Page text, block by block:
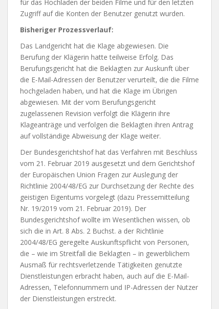
für das Hochladen der beiden Filme und für den letzten
Zugriff auf die Konten der Benutzer genutzt wurden.
Bisheriger Prozessverlauf:
Das Landgericht hat die Klage abgewiesen. Die
Berufung der Klägerin hatte teilweise Erfolg. Das
Berufungsgericht hat die Beklagten zur Auskunft über
die E-Mail-Adressen der Benutzer verurteilt, die die Filme
hochgeladen haben, und hat die Klage im Übrigen
abgewiesen. Mit der vom Berufungsgericht
zugelassenen Revision verfolgt die Klägerin ihre
Klageanträge und verfolgen die Beklagten ihren Antrag
auf vollständige Abweisung der Klage weiter.
Der Bundesgerichtshof hat das Verfahren mit Beschluss
vom 21. Februar 2019 ausgesetzt und dem Gerichtshof
der Europäischen Union Fragen zur Auslegung der
Richtlinie 2004/48/EG zur Durchsetzung der Rechte des
geistigen Eigentums vorgelegt (dazu Pressemitteilung
Nr. 19/2019 vom 21. Februar 2019). Der
Bundesgerichtshof wollte im Wesentlichen wissen, ob
sich die in Art. 8 Abs. 2 Buchst. a der Richtlinie
2004/48/EG geregelte Auskunftspflicht von Personen,
die – wie im Streitfall die Beklagten – in gewerblichem
Ausmaß für rechtsverletzende Tätigkeiten genutzte
Dienstleistungen erbracht haben, auch auf die E-Mail-
Adressen, Telefonnummern und IP-Adressen der Nutzer
der Dienstleistungen erstreckt.